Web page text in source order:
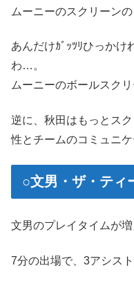
ムーニーのスクリーン
あんだけｶﾞｯﾂﾘひっかけ
わ…。
ムーニーのボールスクリ
逆に、秋田はもっとス
性とチームのコミュニケ
○文男・ザ・ティ
文男のプレイタイムが増
7分の出場で、3アシス